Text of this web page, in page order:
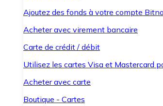
Ajoutez des fonds à votre compte
Acheter avec virement bancaire
Carte de crédit / débit
Utilisez les cartes Visa et Mastercard
Acheter avec carte
Boutique - Cartes